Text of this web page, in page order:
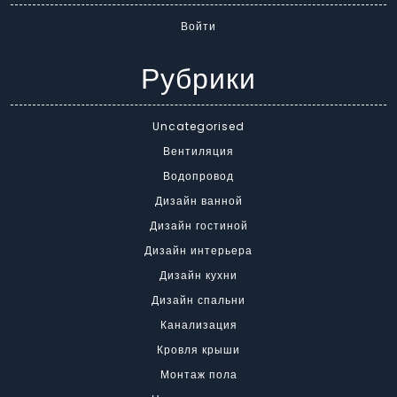
Войти
Рубрики
Uncategorised
Вентиляция
Водопровод
Дизайн ванной
Дизайн гостиной
Дизайн интерьера
Дизайн кухни
Дизайн спальни
Канализация
Кровля крыши
Монтаж пола